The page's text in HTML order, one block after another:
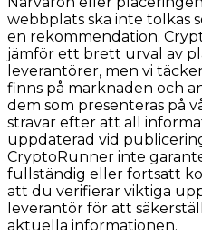
webbplats ska inte tolkas
en rekommendation.
jämför ett brett urval av
leverantörer, men vi
finns på marknaden och
dem som presenteras på
strävar efter att all
uppdaterad vid
CryptoRunner inte
fullständig eller fortsatt
att du verifierar viktiga
leverantör för att
aktuella informationen.